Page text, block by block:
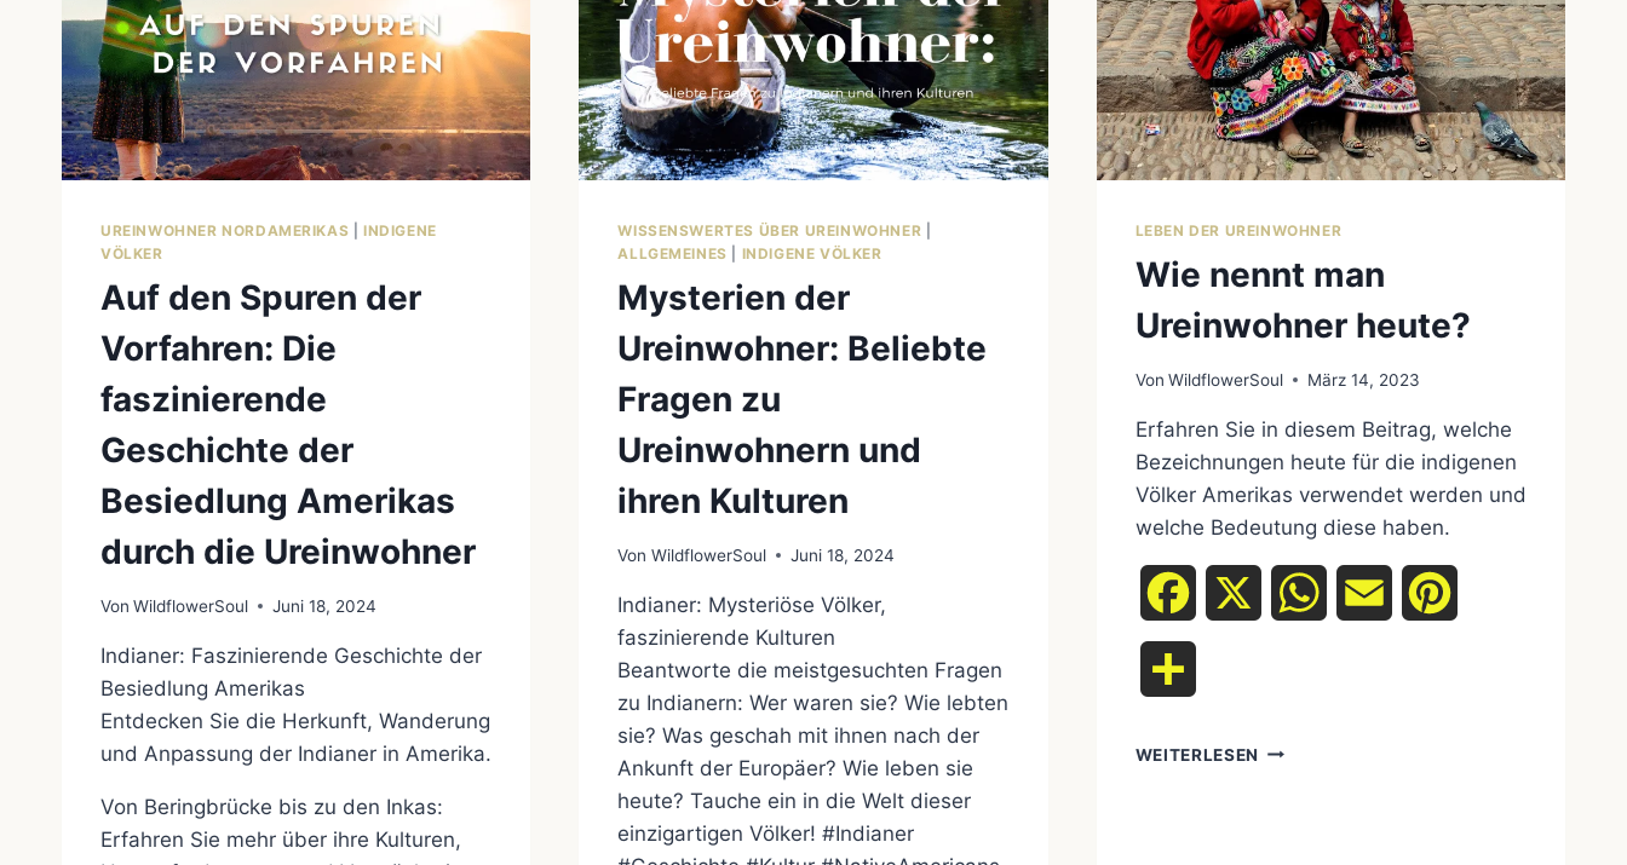
GEGEN
STAUDÄMME
UREINWOHNER NORDAMERIKAS |INDIGENE
VÖLKER
Auf den Spuren der
Vorfahren: Die
faszinierende
Geschichte der
Besiedlung Amerikas
durch die Ureinwohner
Von WildflowerSoul Juni 18, 2024
Indianer: Faszinierende Geschichte der
Besiedlung Amerikas
Entdecken Sie die Herkunft, Wanderung
und Anpassung der Indianer in Amerika.
Von Beringbrücke bis zu den Inkas:
Erfahren Sie mehr über ihre Kulturen,
WISSENSWERTES ÜBER UREINWOHNER
ALLGEMEINES
INDIGENE VÖLKER
Mysterien der
Ureinwohner: Beliebte
Fragen zu
Ureinwohnern und
ihren Kulturen
Von WildflowerSoul Juni 18, 2024
Indianer: Mysteriöse Völker,
faszinierende Kulturen
Beantworte die meistgesuchten Fragen
zu Indianern: Wer waren sie? Wie lebten
sie? Was geschah mit ihnen nach der
Ankunft der Europäer? Wie leben sie
heute? Tauche ein in die Welt dieser
einzigartigen Völker! #Indianer
LEBEN DER UREINWOHNER
Wie nennt man
Ureinwohner heute?
Von WildflowerSoul März 14, 2023
Erfahren Sie in diesem Beitrag, welche
Bezeichnungen heute für die indigenen
Völker Amerikas verwendet werden und
welche Bedeutung diese haben.
Facebook WhatsAppEmail
WEITERLESEN WIE